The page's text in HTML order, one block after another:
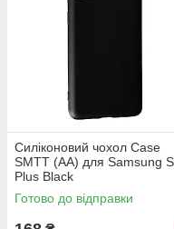
Силіконовий чохол Case
SMTT (AA) для Samsung
Plus Black
Готово до відправки